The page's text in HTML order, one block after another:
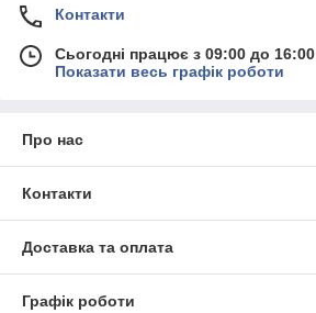
Контакти
Сьогодні працює з 09:00 до 16:00
Показати весь графік роботи
Про нас
Контакти
Доставка та оплата
Графік роботи